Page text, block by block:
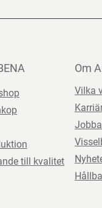
till kvalitet
Om
Vilka